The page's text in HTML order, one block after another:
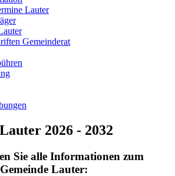
Lauter
Gemeinderat
2026 - 2032
Sie alle Informationen zum
Lauter: